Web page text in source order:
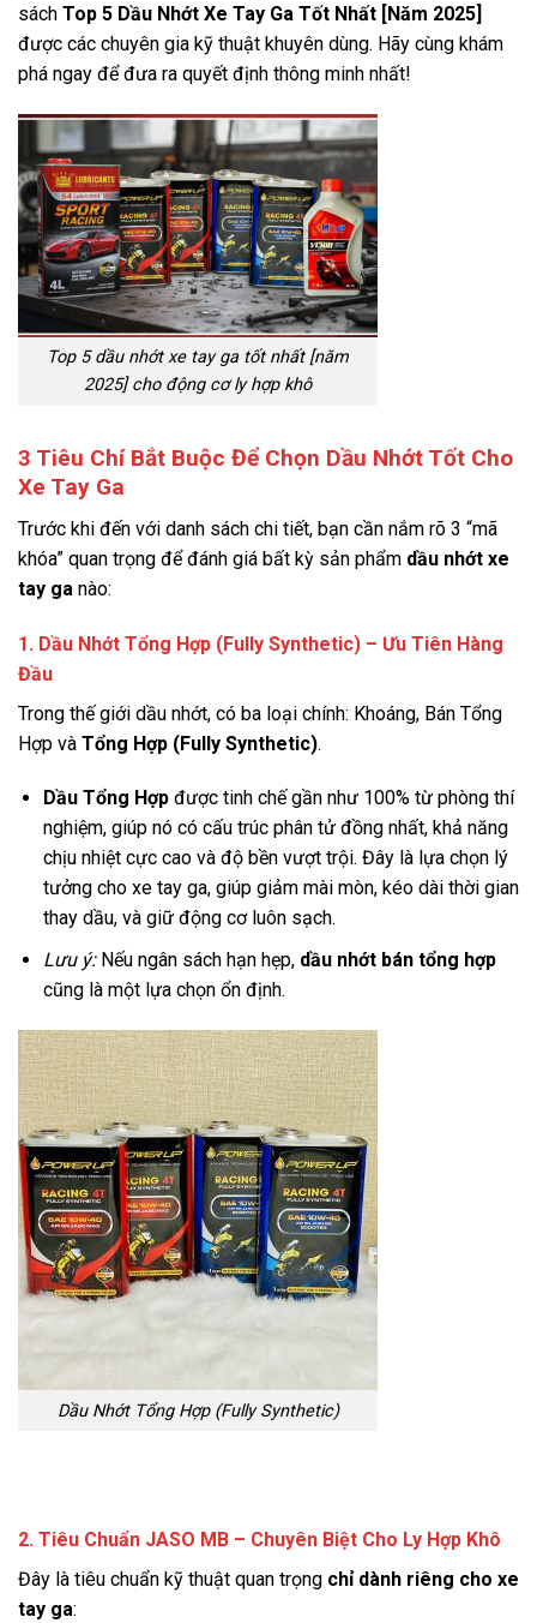
sách Top 5 Dầu Nhớt Xe Tay Ga Tốt Nhất [Năm 2025]
được các chuyên gia kỹ thuật khuyên dùng. Hãy cùng khám
phá ngay để đưa ra quyết định thông minh nhất!
Top 5 dầu nhớt xe tay ga tốt nhất [năm
2025] cho động cơ ly hợp khô
3 Tiêu Chí Bắt Buộc Để Chọn Dầu Nhớt Tốt Cho
Xe Tay Ga
Trước khi đến với danh sách chi tiết, bạn cần nắm rõ 3 “mã
khóa” quan trọng để đánh giá bất kỳ sản phẩm dầu nhớt xe
tay ga nào:
1. Dầu Nhớt Tổng Hợp (Fully Synthetic) – Ưu Tiên Hàng
Đầu
Trong thế giới dầu nhớt, có ba loại chính: Khoáng, Bán Tổng
Hợp và Tổng Hợp (Fully Synthetic).
Dầu Tổng Hợpđược tinh chế gần như 100% từ phòng thí
nghiệm, giúp nó có cấu trúc phân tử đồng nhất, khả năng
chịu nhiệt cực cao và độ bền vượt trội. Đây là lựa chọn lý
tưởng cho xe tay ga, giúp giảm mài mòn, kéo dài thời gian
thay dầu, và giữ động cơ luôn sạch.
Lưu ý:Nếu ngân sách hạn hẹp, dầu nhớt bán tổng hợp
cũng là một lựa chọn ổn định.
Dầu Nhớt Tổng Hợp (Fully Synthetic)
2. Tiêu Chuẩn JASO MB – Chuyên Biệt Cho Ly Hợp Khô
Đây là tiêu chuẩn kỹ thuật quan trọng chỉ dành riêng cho xe
tay ga: